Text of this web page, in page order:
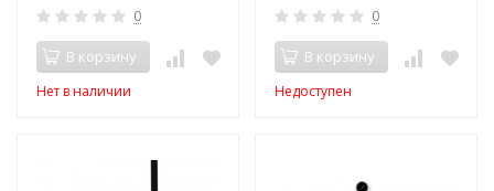
0
В корзину
Нет в наличии
0
В корзину
Недоступен